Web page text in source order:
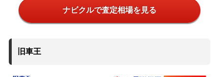
ナビクルで査定相場を見る
旧車王